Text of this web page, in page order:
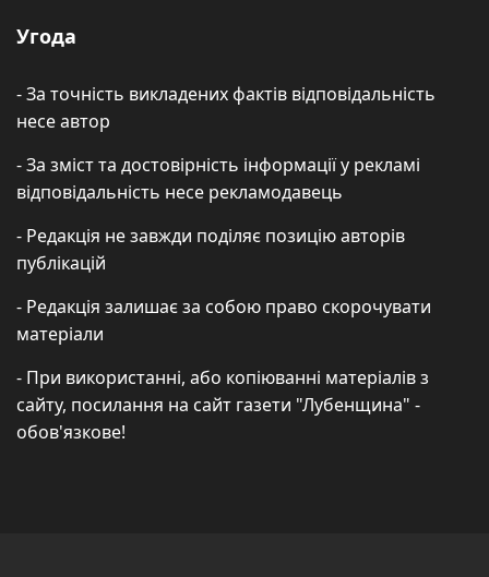
Угода
- За точність викладених фактів відповідальність
несе автор
- За зміст та достовірність інформації у рекламі
відповідальність несе рекламодавець
- Редакція не завжди поділяє позицію авторів
публікацій
- Редакція залишає за собою право скорочувати
матеріали
- При використанні, або копіюванні матеріалів з
сайту, посилання на сайт газети "Лубенщина" -
обов'язкове!